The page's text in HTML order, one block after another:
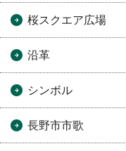
桜スクエア広場
沿革
シンボル
長野市市歌